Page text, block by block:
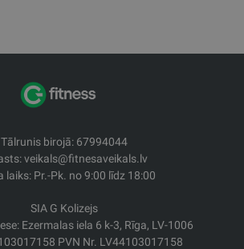
Tālrunis birojā: 67994044
veikals@fitnesaveikals.lv
laiks: Pr.-Pk. no 9:00 līdz 18:00
SIA G Kolizejs
Ezermalas iela 6 k-3, Rīga, LV-1006
PVN Nr. LV44103017158